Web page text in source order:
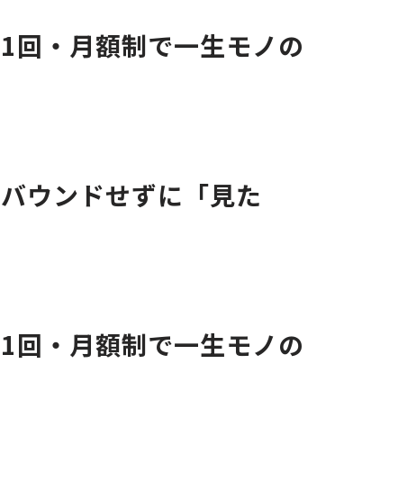
回・月額制で一生モノの
ウンドせずに「見た
回・月額制で一生モノの